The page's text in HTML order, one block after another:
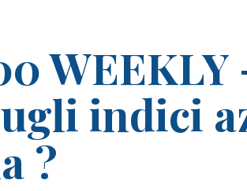
indici
?